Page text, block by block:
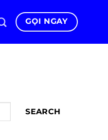
GỌI NGAY
SEARCH